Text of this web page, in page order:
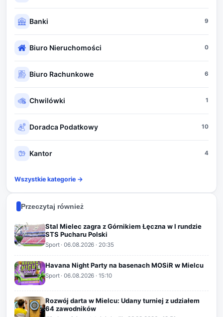
Banki 9
Biuro Nieruchomości 0
Biuro Rachunkowe 6
Chwilówki 1
Doradca Podatkowy 10
Kantor 4
Wszystkie kategorie →
Przeczytaj również
Stal Mielec zagra z Górnikiem Łęczna w I rundzie
STS Pucharu Polski
Sport·06.08.2026 · 20:35
Havana Night Party na basenach MOSiR w Mielcu
Sport·06.08.2026 · 15:10
Rozwój darta w Mielcu: Udany turniej z udziałem
64 zawodników